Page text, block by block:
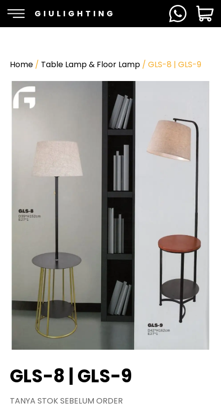
GIULIGHTING
Home / Table Lamp & Floor Lamp / GLS-8 | GLS-9
GLS-8 | GLS-9
TANYA STOK SEBELUM ORDER